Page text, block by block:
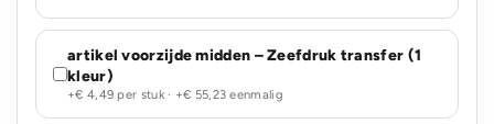
artikel voorzijde midden – Zeefdruk transfer (1
kleur)
+€ 4,49 per stuk · +€ 55,23 eenmalig